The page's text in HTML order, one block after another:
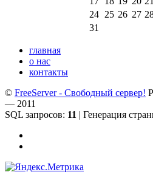
24
25 26 27
31
главная
о нас
контакты
© FreeServer - Свободный сервер!
— 2011
SQL запросов: 11 | Генерация